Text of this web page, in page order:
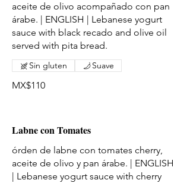
aceite de olivo acompañado con pan
árabe. | ENGLISH | Lebanese yogurt
sauce with black recado and olive oil
served with pita bread.
MX$110
Sin gluten Suave
Labne con Tomates
órden de labne con tomates cherry,
aceite de olivo y pan árabe. | ENGLISH
| Lebanese yogurt sauce with cherry